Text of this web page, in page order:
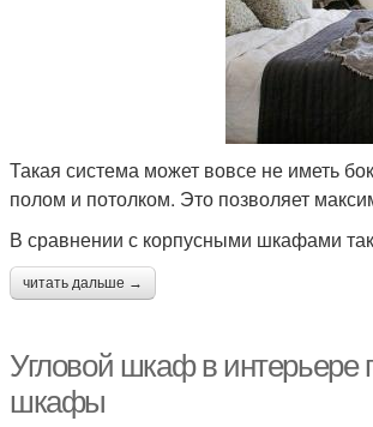
Такая система может вовсе не иметь
полом и потолком. Это позволяет
В сравнении с корпусными шкафами
читать дальше →
Угловой шкаф в интерьере
шкафы